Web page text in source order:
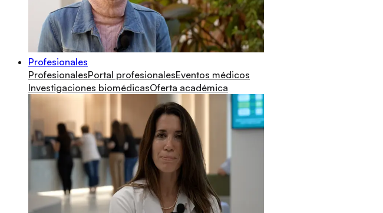
Profesionales
ProfesionalesPortal profesionalesEventos médicos
Investigaciones biomédicasOferta académica